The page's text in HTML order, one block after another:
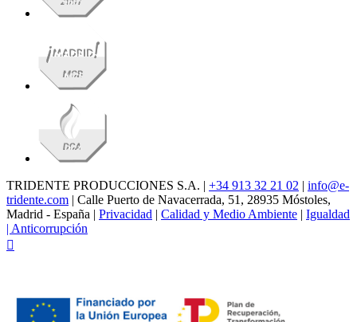
TRIDENTE PRODUCCIONES S.A. | +34 913 32 21 02 | info@e-
tridente.com | Calle Puerto de Navacerrada, 51, 28935 Móstoles,
Madrid - España | Privacidad | Calidad y Medio Ambiente | Igualdad
| Anticorrupción